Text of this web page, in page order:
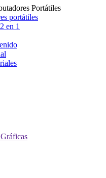
Portátiles
portátiles
en 1